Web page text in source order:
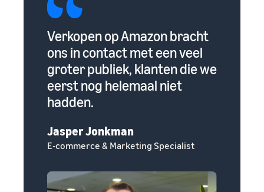
Verkopen op Amazon bracht
ons in contact met een veel
groter publiek, klanten die we
eerst nog helemaal niet
hadden.
Jasper Jonkman
E-commerce & Marketing Specialist